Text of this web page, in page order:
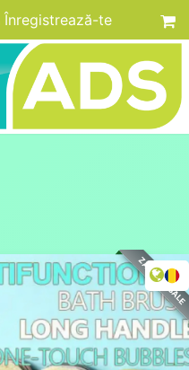
Înregistrează-te
ZAPPADS SALE